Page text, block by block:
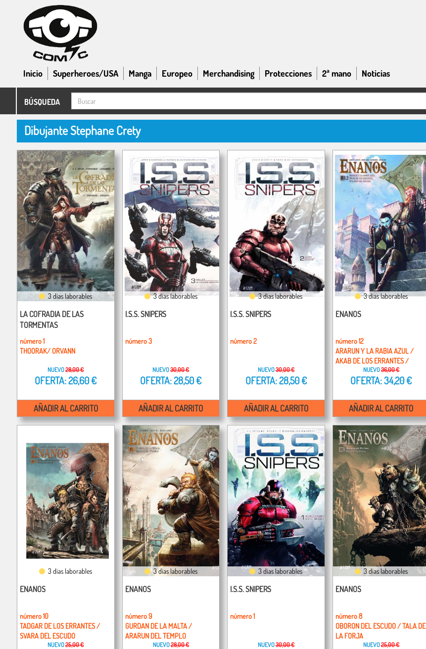
Inicio Superheroes/USA Manga Europeo Merchandising Protecciones 2ª mano Noticias
BÚSQUEDA
Dibujante Stephane Crety
3 días laborables
LA COFRADIA DE LAS
TORMENTAS
número 1
THOORAK/ ORVANN
NUEVO28,00 €
OFERTA: 26,60 €
AÑADIR AL CARRITO
3 días laborables
I.S.S. SNIPERS
número 3
NUEVO30,00 €
OFERTA: 28,50 €
AÑADIR AL CARRITO
3 días laborables
I.S.S. SNIPERS
número 2
NUEVO30,00 €
OFERTA: 28,50 €
AÑADIR AL CARRITO
3 días laborables
ENANOS
número 12
ARARUN Y LA RABIA AZUL /
AKAB DE LOS ERRANTES /
VOLGRIR DEL ESCUDO
NUEVO36,00 €
OFERTA: 34,20 €
AÑADIR AL CARRITO
3 días laborables
ENANOS
número 10
TADGAR DE LOS ERRANTES /
SVARA DEL ESCUDO
NUEVO25,00 €
3 días laborables
ENANOS
número 9
GURDAN DE LA MALTA /
ARARUN DEL TEMPLO
NUEVO28,00 €
3 días laborables
I.S.S. SNIPERS
número 1
NUEVO30,00 €
3 días laborables
ENANOS
número 8
OBORON DEL ESCUDO / TALA DE
LA FORJA
NUEVO25,00 €